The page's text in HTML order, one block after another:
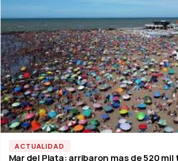
ACTUALIDAD
Mar del Plata: arribaron mas de 520